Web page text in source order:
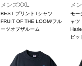
メンズXXL
BEST プリントTシャツ
FRUIT OF THE LOOM/フル
ーツオブザルーム
メ
モー
ャツ
ビッ